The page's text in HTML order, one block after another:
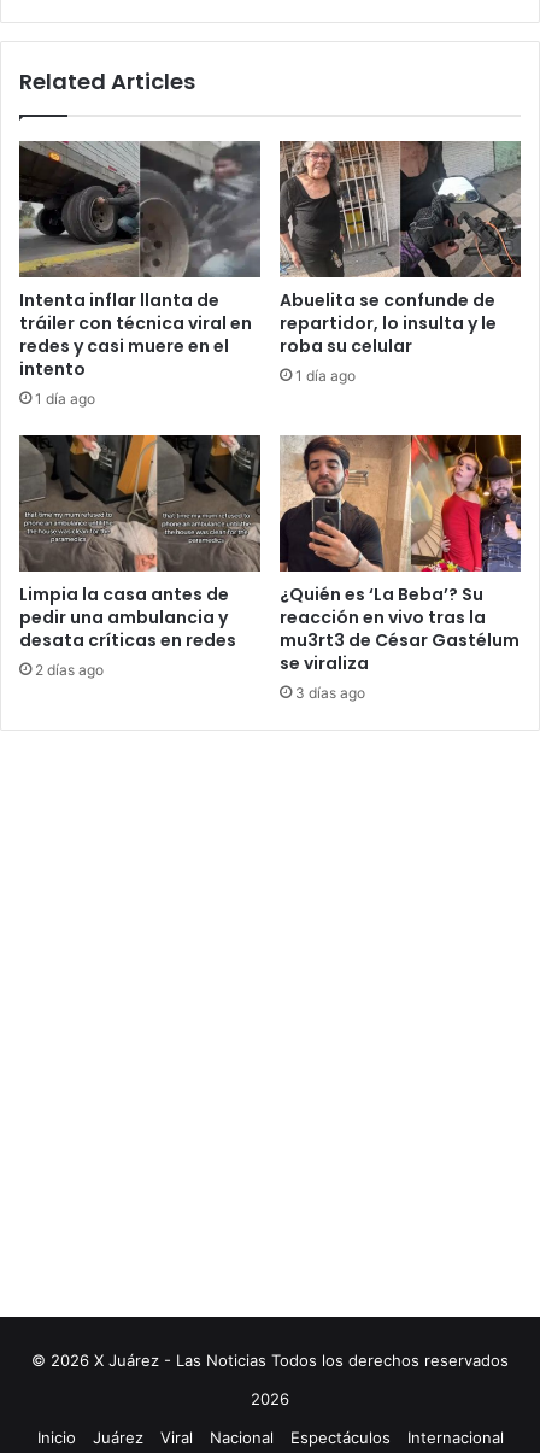
Related Articles
Intenta inflar llanta de
tráiler con técnica viral en
redes y casi muere en el
intento
1 día ago
Abuelita se confunde de
repartidor, lo insulta y le
roba su celular
1 día ago
Limpia la casa antes de
pedir una ambulancia y
desata críticas en redes
2 días ago
¿Quién es ‘La Beba’? Su
reacción en vivo tras la
mu3rt3 de César Gastélum
se viraliza
3 días ago
© 2026 X Juárez - Las Noticias Todos los derechos reservados
2026
Inicio
Juárez Viral Nacional Espectáculos Internacional